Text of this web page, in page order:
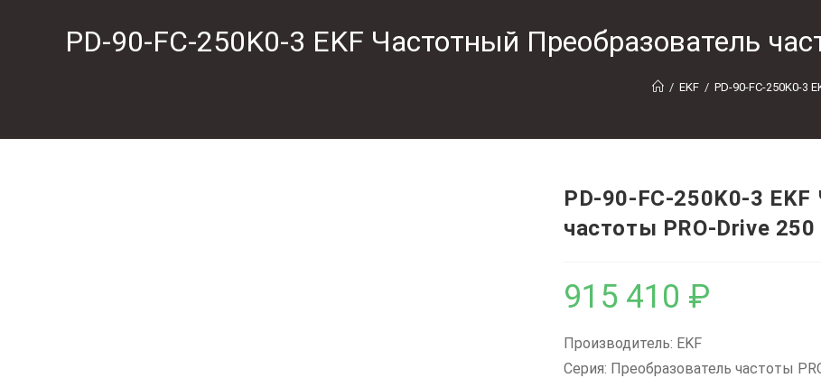
PD-90-FC-250K0-3 EKF Частотный Преобразователь
/ EKF / PD-90-FC-250K0-3
PD-90-FC-250K0-3
частоты PRO-Drive 250
915 410 ₽
Производитель: EKF
Серия: Преобразователь частоты